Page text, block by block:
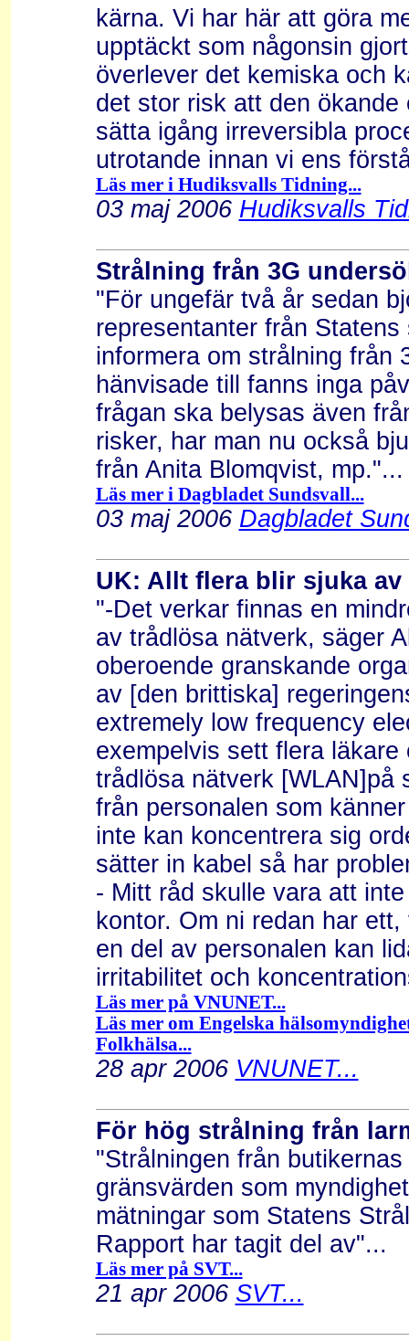
kärna. Vi har här att göra
upptäckt som någonsin
överlever det kemiska och
det stor risk att den
sätta igång irreversibla
utrotande innan vi ens
Läs mer i Hudiksvalls Tidning...
03 maj 2006 Hudiksvalls
Strålning från 3G
"För ungefär två år sedan
representanter från
informera om strålning från
hänvisade till fanns inga
frågan ska belysas även
risker, har man nu också
från Anita Blomqvist, mp."...
Läs mer i Dagbladet Sundsvall...
03 maj 2006 Dagbladet
UK: Allt flera blir sjuka
"-Det verkar finnas en
av trådlösa nätverk, säger
oberoende granskande
av [den brittiska]
extremely low frequency
exempelvis sett flera
trådlösa nätverk [WLAN]på
från personalen som
inte kan koncentrera sig
sätter in kabel så har
- Mitt råd skulle vara att
kontor. Om ni redan har
en del av personalen kan
irritabilitet och
Läs mer på VNUNET...
Läs mer om Engelska
Folkhälsa...
28 apr 2006 VNUNET...
För hög strålning från
"Strålningen från
gränsvärden som
mätningar som Statens
Rapport har tagit del av"...
Läs mer på SVT...
21 apr 2006 SVT...